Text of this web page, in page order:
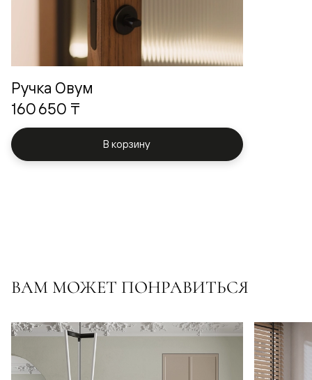
Ручка Овум
160 650 ₸
В корзину
ВАМ МОЖЕТ ПОНРАВИТЬСЯ